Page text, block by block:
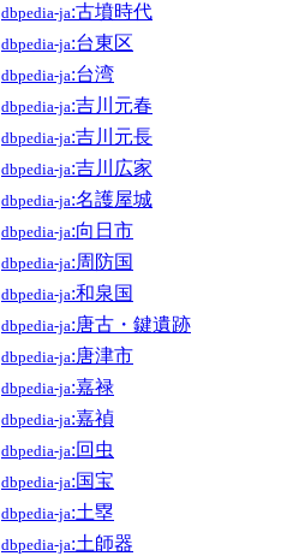
dbpedia-ja:古墳時代
dbpedia-ja:台東区
dbpedia-ja:台湾
dbpedia-ja:吉川元春
dbpedia-ja:吉川元長
dbpedia-ja:吉川広家
dbpedia-ja:名護屋城
dbpedia-ja:向日市
dbpedia-ja:周防国
dbpedia-ja:和泉国
dbpedia-ja:唐古・鍵遺跡
dbpedia-ja:唐津市
dbpedia-ja:嘉禄
dbpedia-ja:嘉禎
dbpedia-ja:回虫
dbpedia-ja:国宝
dbpedia-ja:土塁
dbpedia-ja:土師器